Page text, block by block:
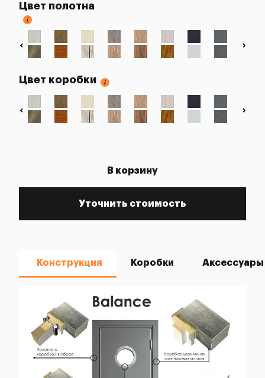
Цвет полотна
Цвет коробки
В корзину
Уточнить стоимость
Конструкция Коробки Аксессуары